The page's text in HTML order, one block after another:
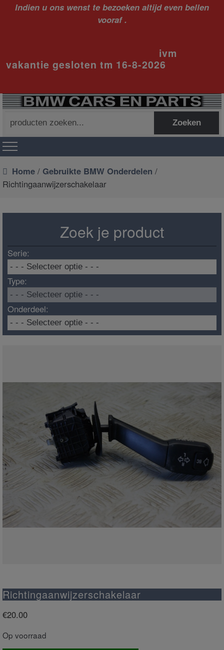
Indien u ons wenst te bezoeken altijd even bellen
vooraf .
ivm
vakantie gesloten tm 16-8-2026
naar:
Zoeken
Home / Gebruikte BMW Onderdelen /
Richtingaanwijzerschakelaar
Zoek je product
Serie:
Type:
Onderdeel:
Richtingaanwijzerschakelaar
€20.00
Op voorraad